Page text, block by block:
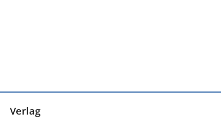
Verlag